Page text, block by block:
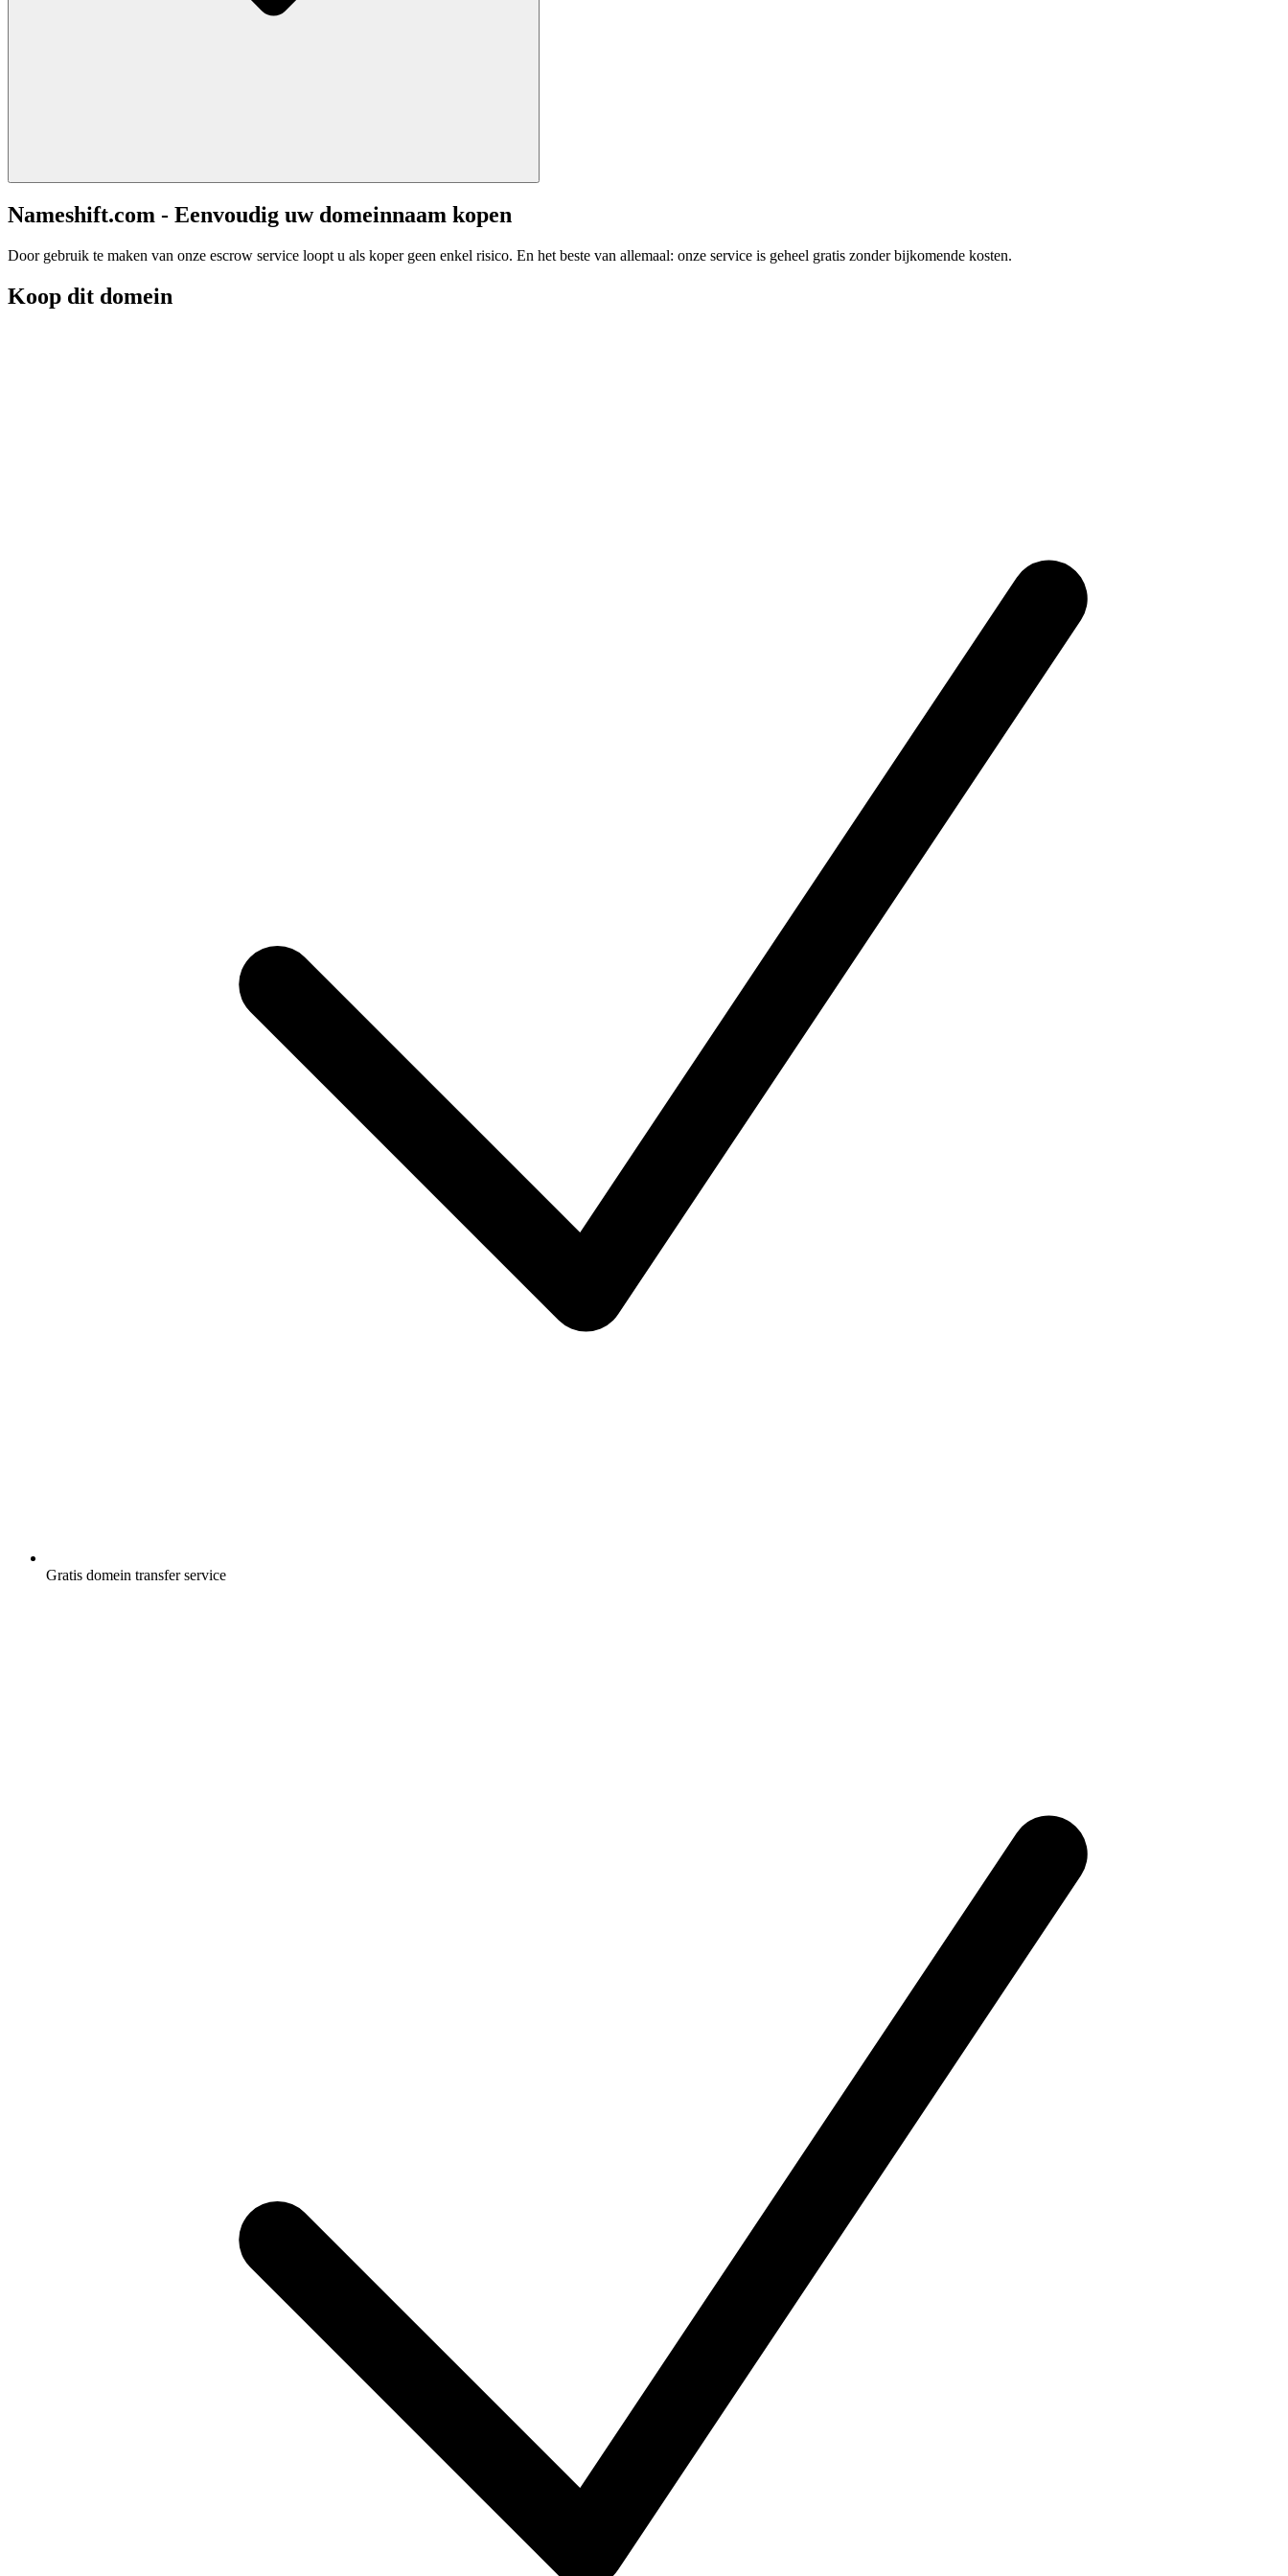
Nameshift.com - Eenvoudig uw domeinnaam kopen
Door gebruik te maken van onze escrow service loopt u als koper geen enkel risico. En het beste van allemaal: onze service is geheel gratis zonder bijkomende kosten.
Koop dit domein
Gratis domein transfer service